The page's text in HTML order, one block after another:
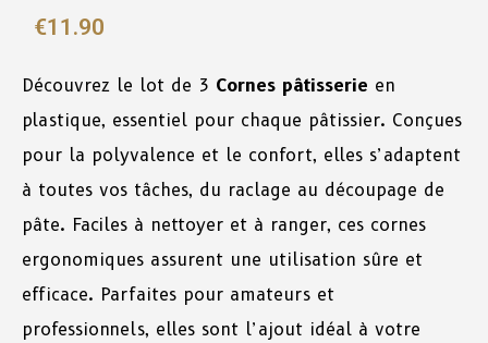
€11.90
Découvrez le lot de 3 Cornes pâtisserie en
plastique, essentiel pour chaque pâtissier. Conçues
pour la polyvalence et le confort, elles s’adaptent
à toutes vos tâches, du raclage au découpage de
pâte. Faciles à nettoyer et à ranger, ces cornes
ergonomiques assurent une utilisation sûre et
efficace. Parfaites pour amateurs et
professionnels, elles sont l’ajout idéal à votre